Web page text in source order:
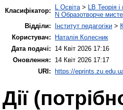
Класифікатор:
L Освіта > LB Теорія і
N Образотворче
Відділи:
Інститут педагогіки >
Користувач:
Наталія Колесник
Дата подачі:
14 Квіт 2026 17:16
Оновлення:
14 Квіт 2026 17:17
URI: https://
Дії